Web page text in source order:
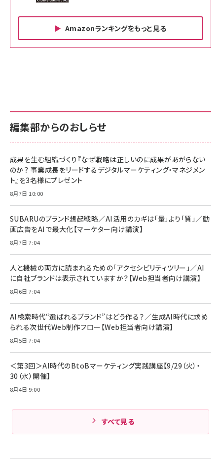
Amazonランキングをもっと見る
￥880
anan(アンアン)2026/06/24号 No.2500増刊
スペシャルエディション[王道エンタメの矜持／
￥1,100
anan(アンアン)2026/07/08号 No.2502[2026
￥880
ママ投資家が育休中に１億貯めた株式投資
組織の成果を最大化する ルールのデザイン
￥1,980
Amazonランキングをもっと見る
サポート正規品 メーカー保証5年 KLMEA128G
NIMASO ガラスフィルム iPhone 17 用 保護フィ
すい ガイド枠付き いPhone17 (6.3インチ) 対応
2枚セット DSP25F1698
￥1,599
￥6,980
全ワイヤレスイヤホン/アクティブノイズキャンセリ
技術基準適合】ブラック
￥5,990
ケーブル Anker絡まないケーブル 240W 結束バン
ド付き USB PD対応 シリコン素材採用 iPhone
17 / 16 / 15 / Galaxy iPad Pro MacBook
Pro/Air 各種対応 (1.8m ミッドナイトブラック)
￥1,890
サポート正規品 メーカー保証5年 KLMEA128G
Amazon eギフトカード - Amazonロゴ - クラ
￥5,000
Anker PowerLine III Flow USB-C & USB-C
Pro/Air 各種対応 (1.8m ミッドナイトブラック)
￥1,890
サッポロ 生ビール 黒ラベル 350ml 缶 24本 ビー
ル ケース買い【6/30応募〆切! 黒ラベルビヤセラー
￥4,857
編集部からのおしらせ
成果を生む組織づくり『なぜ戦略は正しいのに成果があがらない
のか？ 事業成長をリードするデジタルマーケティング・マネジメン
ト』を3名様にプレゼント
8月7日 10:00
SUBARUのブランド想起戦略／AI活用のカギは「量」より「質」／動
画広告をAIで最大化【マーケター向け講演】
8月7日 7:04
人と機械の両方に読まれるための「アクセシビリティツリー」／AI
に自社ブランドは表示されていますか？【Web担当者向け講演】
8月6日 7:04
AI検索時代“選ばれるブランド”はどう作る？／生成AI時代に求め
られる次世代Web制作フロー【Web担当者向け講演】
8月5日 7:04
＜第3回＞AI時代のBtoBマーケティング実践講座【9/29（火）・
30（水）開催】
8月4日 9:00
すべて見る